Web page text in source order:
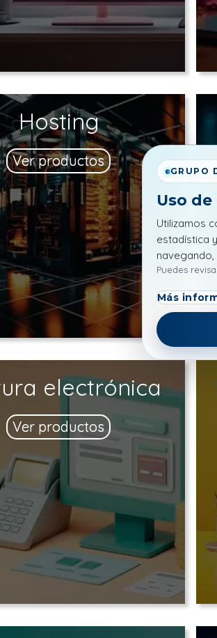
GRUPO
Uso
Utilizamos
estadística
Puedes
Más
Hosting
Ver productos
electrónica
Ver productos